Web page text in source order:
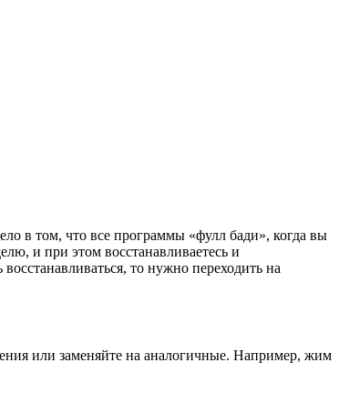
в том, что все программы «фулл бади», когда вы
и при этом восстанавливаетесь и
то нужно переходить на
или заменяйте на аналогичные. Например, жим